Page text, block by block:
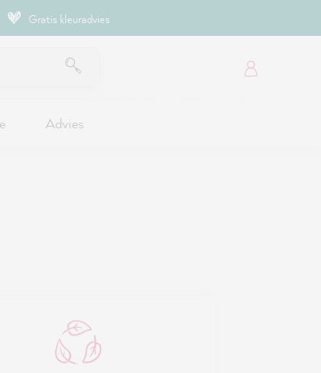
Gratis kleuradvies
Advies